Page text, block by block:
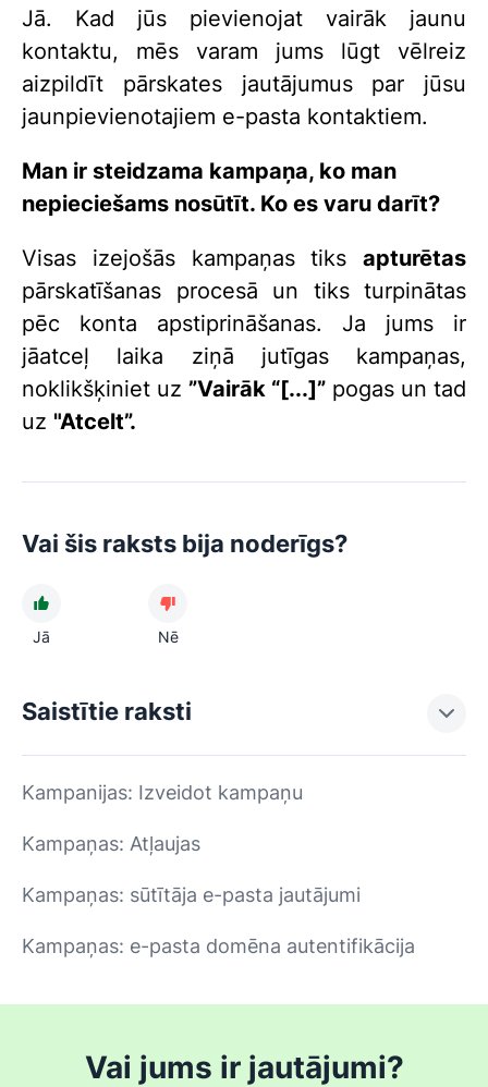
Jā. Kad jūs pievienojat vairāk jaunu
kontaktu, mēs varam jums lūgt vēlreiz
aizpildīt pārskates jautājumus par jūsu
jaunpievienotajiem e-pasta kontaktiem.
Man ir steidzama kampaņa, ko man
nepieciešams nosūtīt. Ko es varu darīt?
Visas izejošās kampaņas tiks apturētas
pārskatīšanas procesā un tiks turpinātas
pēc konta apstiprināšanas. Ja jums ir
jāatceļ laika ziņā jutīgas kampaņas,
noklikšķiniet uz ”Vairāk “[...]” pogas un tad
uz "Atcelt”.
Vai šis raksts bija noderīgs?
Jā Nē
Saistītie raksti
Kampanijas: Izveidot kampaņu
Kampaņas: Atļaujas
Kampaņas: sūtītāja e-pasta jautājumi
Kampaņas: e-pasta domēna autentifikācija
Vai jums ir jautājumi?